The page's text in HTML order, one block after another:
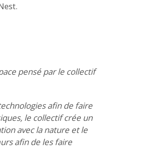
pensé par le collectif
afin de faire
le collectif crée un
avec la nature et le
afin de les faire